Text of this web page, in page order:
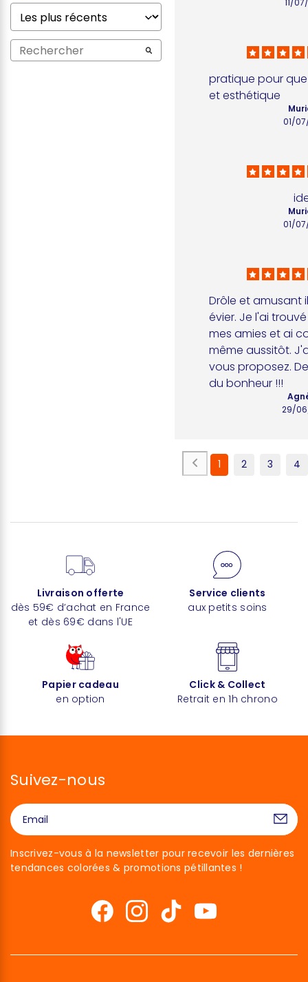
11/
pratique pour
et esthétique
01/
01/
Drôle et amusant
évier. Je l'ai
mes amies et ai
même aussitôt.
vous proposez.
du bonheur !!!
29/
1 2 3 4
Livraison offerte
dès 59€ d’achat en France
et dès 69€ dans l'UE
Service clients
aux petits soins
Papier cadeau
en option
Click & Collect
Retrait en 1h chrono
Suivez-nous
Inscrivez-vous à la newsletter pour recevoir les dernières
tendances colorées & promotions pétillantes !